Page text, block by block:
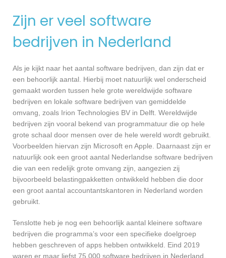
Zijn er veel software
bedrijven in Nederland
Als je kijkt naar het aantal software bedrijven, dan zijn dat er
een behoorlijk aantal. Hierbij moet natuurlijk wel onderscheid
gemaakt worden tussen hele grote wereldwijde software
bedrijven en lokale software bedrijven van gemiddelde
omvang, zoals Irion Technologies BV in Delft. Wereldwijde
bedrijven zijn vooral bekend van programmatuur die op hele
grote schaal door mensen over de hele wereld wordt gebruikt.
Voorbeelden hiervan zijn Microsoft en Apple. Daarnaast zijn er
natuurlijk ook een groot aantal Nederlandse software bedrijven
die van een redelijk grote omvang zijn, aangezien zij
bijvoorbeeld belastingpakketten ontwikkeld hebben die door
een groot aantal accountantskantoren in Nederland worden
gebruikt.
Tenslotte heb je nog een behoorlijk aantal kleinere software
bedrijven die programma’s voor een specifieke doelgroep
hebben geschreven of apps hebben ontwikkeld. Eind 2019
waren er maar liefst 75.000 software bedrijven in Nederland.